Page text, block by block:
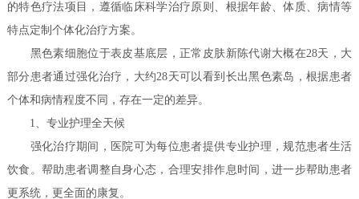
的特色疗法项目，遵循临床科学治疗原则、根据年龄、体质、病情等
特点定制个体化治疗方案。
黑色素细胞位于表皮基底层，正常皮肤新陈代谢大概在28天，大
部分患者通过强化治疗，大约28天可以看到长出黑色素岛，根据患者
个体和病情程度不同，存在一定的差异。
1、专业护理全天候
强化治疗期间，医院可为每位患者提供专业护理，规范患者生活
饮食。帮助患者调整自身心态，合理安排作息时间，进一步帮助患者
更系统，更全面的康复。